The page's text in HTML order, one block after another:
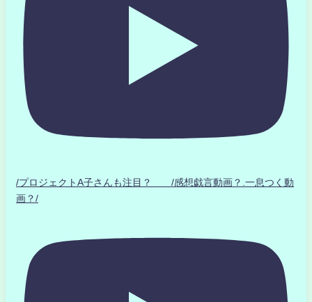
/プロジェクトA子さんも注目？ /感想戯言動画？.一息つく動
画？/